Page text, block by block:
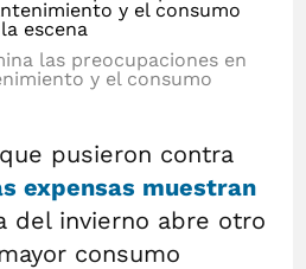
las preocupaciones en
y el consumo
pusieron contra
expensas muestran
del invierno abre otro
consumo